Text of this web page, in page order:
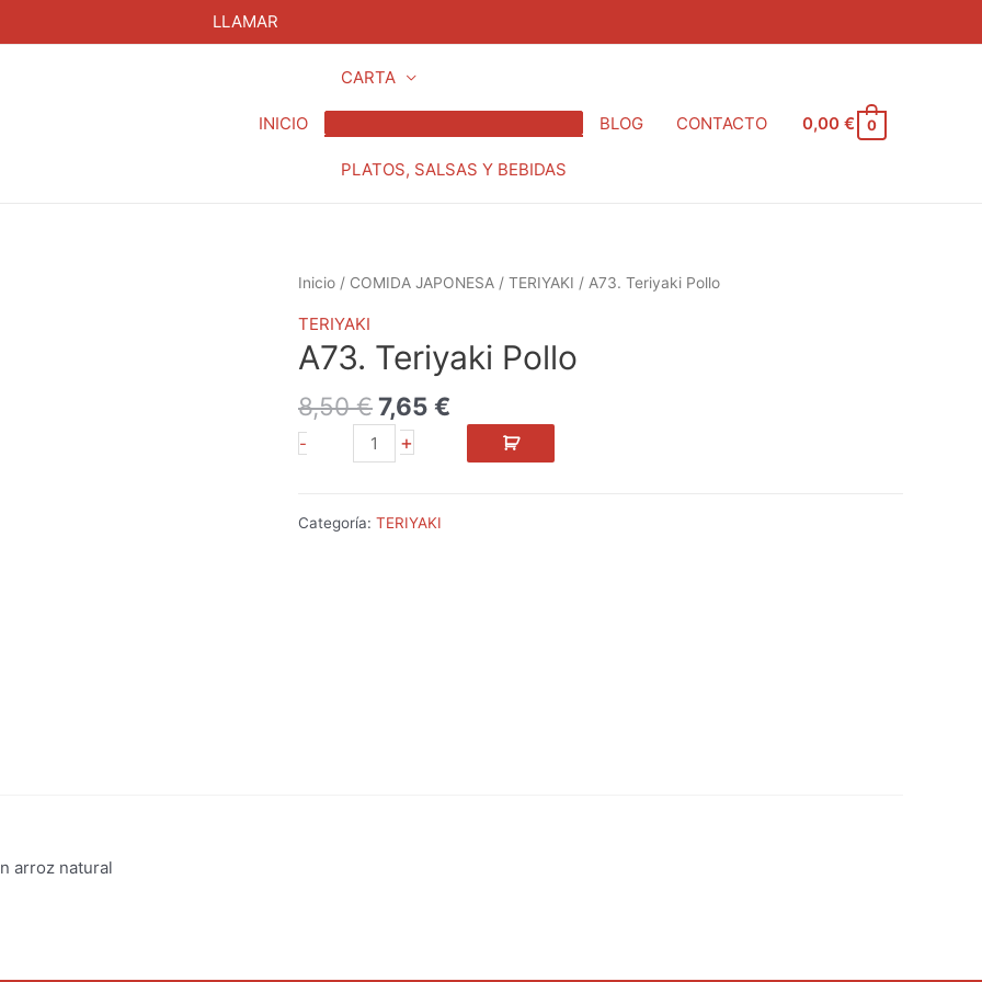
LLAMAR
INICIO
CARTA
PLATOS, SALSAS Y BEBIDAS
BLOG CONTACTO 0,00 € 0
Inicio / COMIDA JAPONESA / TERIYAKI / A73. Teriyaki Pollo
TERIYAKI
A73. Teriyaki Pollo
8,50€
El
era:
7,65 €
El
es:
-
A73.
Pollo
cantidad
+
Categoría: TERIYAKI
arroz natural